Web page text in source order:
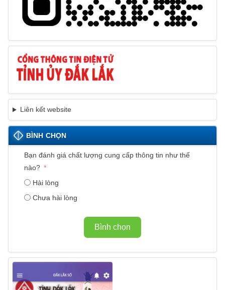
Liên kết website
BÌNH CHỌN
Bạn đánh giá chất lượng cung cấp thông tin như thế
nào?
Hài lòng
Chưa hài lòng
Bình chọn